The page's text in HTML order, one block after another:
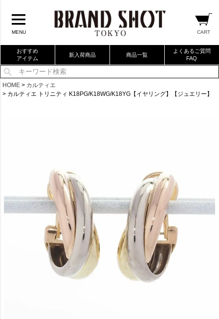
MENU CART
おすすめ
アイテム
新入荷商品 商品一覧
よくあるご質問
FAQ
当店厳選ブランドバック
HOME
カルティエ
カルティエ トリニティ K18PG/K18WG/K18YG【イヤリング】【ジュエリー】